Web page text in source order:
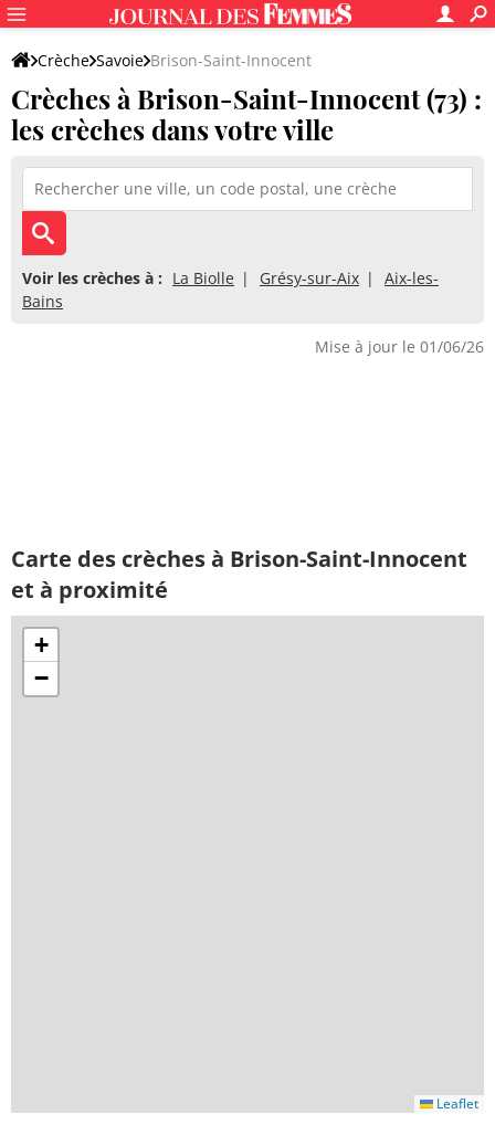
Crèche Savoie Brison-Saint-Innocent
Crèches à Brison-Saint-Innocent (73) :
les crèches dans votre ville
Voir les crèches à : La Biolle Grésy-sur-Aix
Aix-les-
Bains
Mise à jour le 01/06/26
Carte des crèches à Brison-Saint-Innocent
et à proximité
+
−
Leaflet